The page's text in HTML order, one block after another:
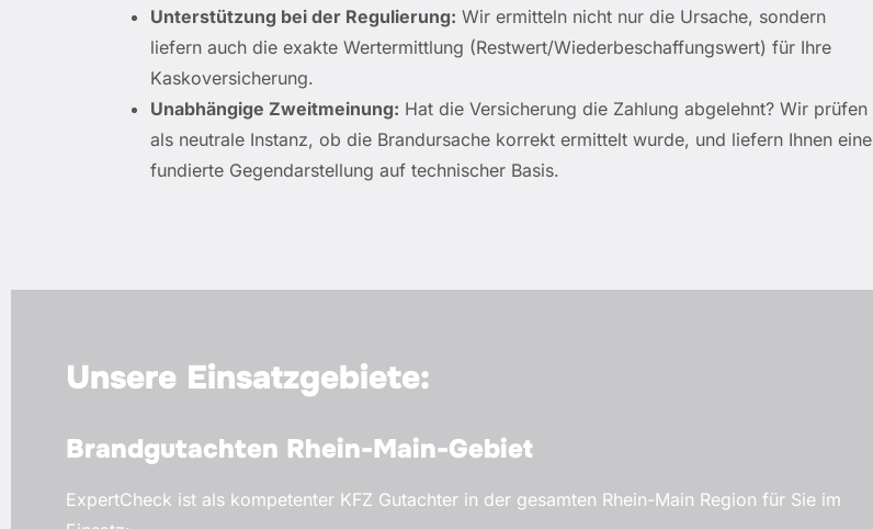
Unterstützung bei der Regulierung: Wir ermitteln nicht nur die Ursache, sondern
liefern auch die exakte Wertermittlung (Restwert/Wiederbeschaffungswert) für Ihre
Kaskoversicherung.
Unabhängige Zweitmeinung: Hat die Versicherung die Zahlung abgelehnt? Wir prüfen
als neutrale Instanz, ob die Brandursache korrekt ermittelt wurde, und liefern Ihnen eine
fundierte Gegendarstellung auf technischer Basis.
Unsere Einsatzgebiete:
Brandgutachten Rhein-Main-Gebiet
ExpertCheck ist als kompetenter KFZ Gutachter in der gesamten Rhein-Main Region für Sie im